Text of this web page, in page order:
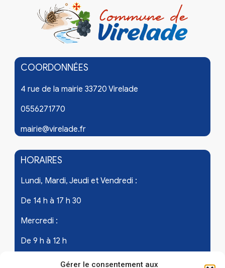
Gérer le consentement aux
COORDONNÉES
4 rue de la mairie 33720 Virelade
0556271770
mairie@virelade.fr
HORAIRES
Lundi, Mardi, Jeudi et Vendredi :
De 14 h à 17 h 30
Mercredi :
De 9 h à 12 h
Samedi - les 1er et 3ème de chaque mois :